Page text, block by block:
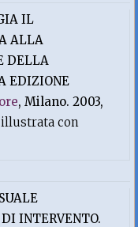
IL
ALLA
DELLA
EDIZIONE
, Milano. 2003,
illustrata con
INTERVENTO.